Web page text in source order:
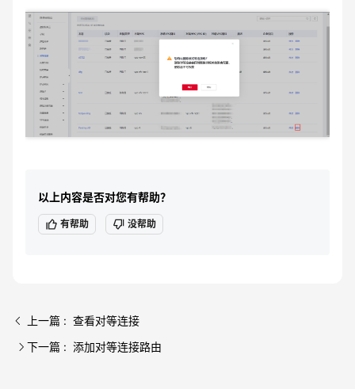
以上内容是否对您有帮助？
有帮助 没帮助
上一篇 : 查看对等连接
下一篇 : 添加对等连接路由